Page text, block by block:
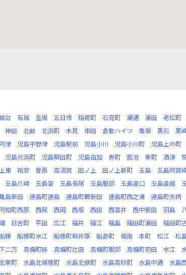
台 有城 生坂 五日市 稲荷町 石見町 潮通 浦田 老松町
神田 北畝 北浜町 木見 串田 倉敷ハイツ 栗坂 黒石 黒
津 児島宇野津 児島駅前 児島小川 児島小川町 児島上の町
児島元浜町 児島柳田町 児島由加 寿町 菰池 幸町 酒津
上東 祐安 曽原 高須賀 田ノ上 田ノ上新町 玉島 玉島阿賀
玉島爪崎 玉島富 玉島長尾 玉島服部 玉島道口 玉島道越
島新田 連島町連島 連島町鶴新田 連島町西之浦 連島町矢柄
知町西原 西尾 西岡 西坂 西田 西富井 西中新田 羽島
日吉町 平田 広江 福井 福江 福島 福田町浦田 福田町
穂 船穂町水江 船穂町柳井原 船倉町 堀南 本町 松江 松
二万 真備町妹 真備町辻田 真備町服部 真備町箭田 水江
幸町 水島北瑞穂町 水島北緑町 水島高砂町 水島中通 水島